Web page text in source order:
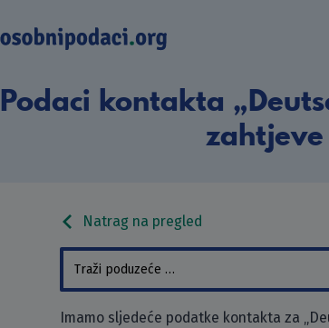
Podaci kontakta
Natrag na pregled
Imamo sljedeće podatke kontakta za